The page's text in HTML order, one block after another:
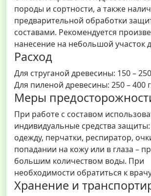
породы и сортности, а также
предварительной обработки
составами. Рекомендуется
нанесение на небольшой участок
Расход
Для струганой древесины: 150 –
Для пиленой древесины: 250 – 400
Меры
При работе с составом
индивидуальные средства
одежду, перчатки, респиратор,
попадании на кожу или в глаза –
большим количеством воды. При
необходимости обратиться к
Хранение и